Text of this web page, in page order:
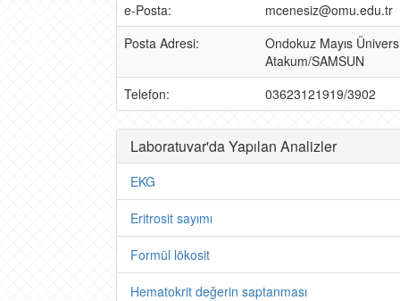
e-Posta:
mcenesiz@omu.edu.tr
Posta Adresi:
Ondokuz Mayıs
Atakum/SAMSUN
Telefon:
03623121919/3902
Laboratuvar'da Yapılan Analizler
EKG
Eritrosit sayımı
Formül lökosit
Hematokrit değerin saptanması